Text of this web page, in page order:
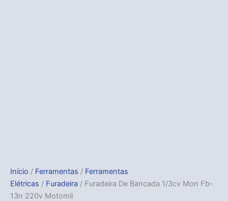
Início / Ferramentas / Ferramentas
Elétricas / Furadeira / Furadeira De Bancada 1/3cv Mon Fb-
13n 220v Motomil